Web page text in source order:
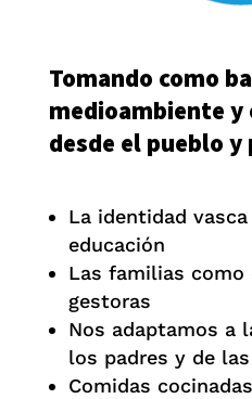
Tomando como
medioambiente y
desde el pueblo y
La identidad
educación
Las familias como
gestoras
Nos adaptamos a
los padres y de
Comidas